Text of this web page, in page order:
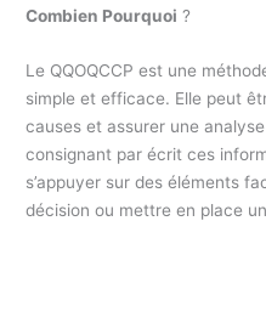
Combien Pourquoi ?
Le QQOQCCP est une
simple et efficace. Elle peut
causes et assurer une
consignant par écrit ces
s’appuyer sur des éléments
décision ou mettre en place